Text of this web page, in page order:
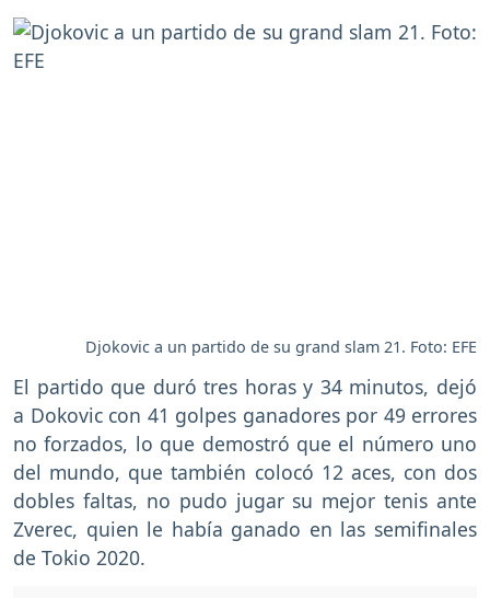
Djokovic a un partido de su grand slam 21. Foto: EFE
El partido que duró tres horas y 34 minutos, dejó
a Dokovic con 41 golpes ganadores por 49 errores
no forzados, lo que demostró que el número uno
del mundo, que también colocó 12 aces, con dos
dobles faltas, no pudo jugar su mejor tenis ante
Zverec, quien le había ganado en las semifinales
de Tokio 2020.